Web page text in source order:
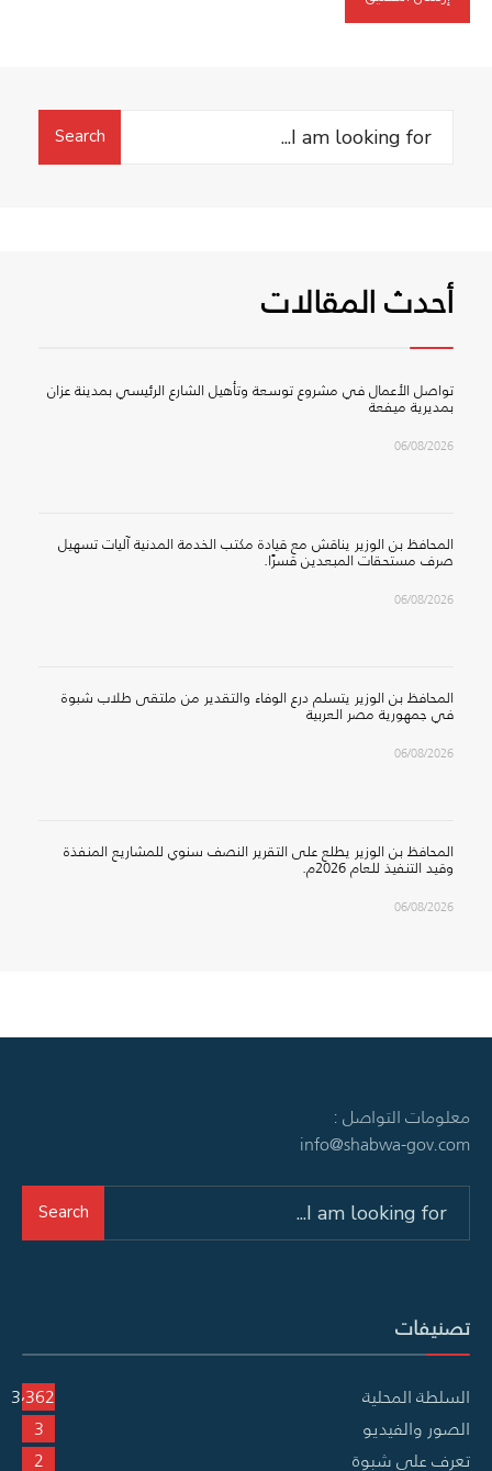
Search
Search
أحدث المقالات
تواصل الأعمال في مشروع توسعة وتأهيل الشارع الرئيسي بمدينة عزان
بمديرية ميفعة
06/08/2026
المحافظ بن الوزير يناقش مع قيادة مكتب الخدمة المدنية آليات تسهيل
صرف مستحقات المبعدين قسرًا.
06/08/2026
المحافظ بن الوزير يتسلم درع الوفاء والتقدير من ملتقى طلاب شبوة
في جمهورية مصر العربية
06/08/2026
المحافظ بن الوزير يطلع على التقرير النصف سنوي للمشاريع المنفذة
وقيد التنفيذ للعام 2026م.
06/08/2026
معلومات التواصل :
info@shabwa-gov.com
Search
تصنيفات
السلطة المحلية
3٬362
الصور والفيديو
3
تعرف على شبوة
2